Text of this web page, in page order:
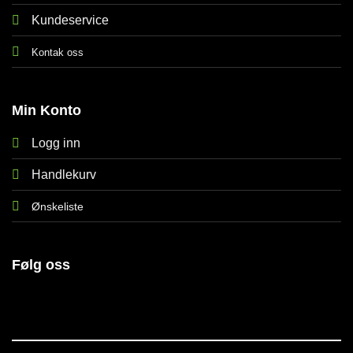
Kundeservice
Kontak oss
Min Konto
Logg inn
Handlekurv
Ønskeliste
Følg oss